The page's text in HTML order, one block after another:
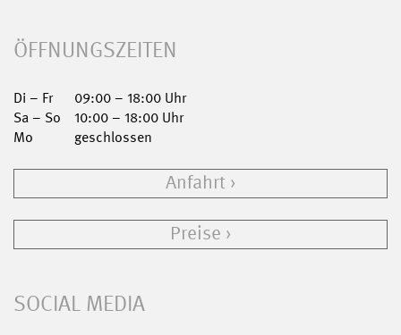
ÖFFNUNGSZEITEN
Di – Fr
09:00 – 18:00 Uhr
Sa – So
10:00 – 18:00 Uhr
Mo
geschlossen
Anfahrt
Preise
SOCIAL MEDIA